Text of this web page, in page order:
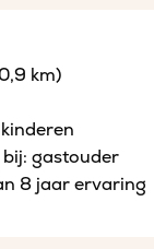
km)
gastouder
8 jaar ervaring